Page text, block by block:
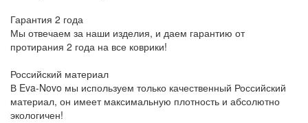
Гарантия 2 года
Мы отвечаем за наши изделия, и даем гарантию от
протирания 2 года на все коврики!
Российский материал
В Eva-Novo мы используем только качественный Российский
материал, он имеет максимальную плотность и абсолютно
экологичен!